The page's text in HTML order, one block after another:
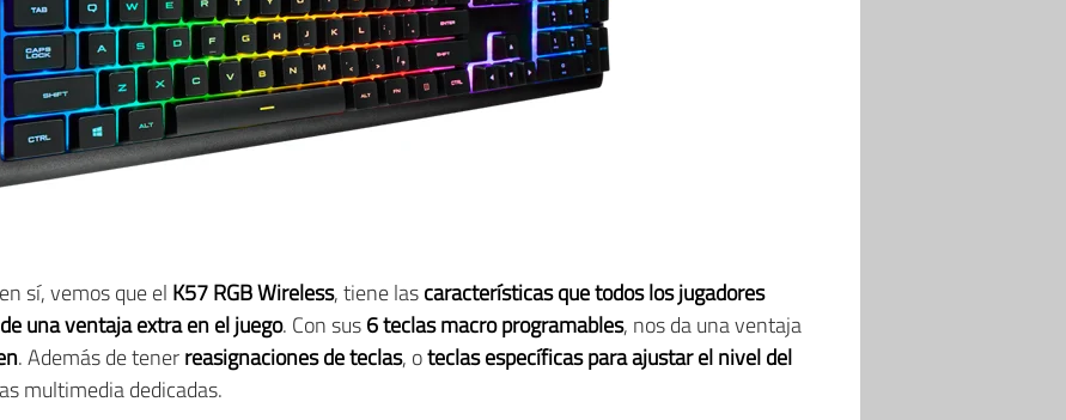
sí, vemos que el K57 RGB Wireless, tiene lascaracterísticas que todos los jugadores
una ventaja extra en el juego. Con sus6 teclas macro programables, nos da una ventaja
. Además de tenerreasignaciones de teclas, oteclas específicas para ajustar el nivel del
multimedia dedicadas.